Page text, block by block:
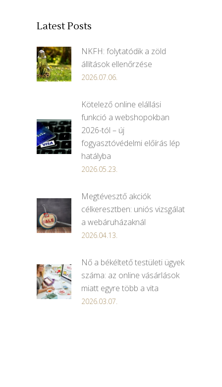
Latest Posts
NKFH: folytatódik a zöld
állítások ellenőrzése
2026.07.06.
Kötelező online elállási
funkció a webshopokban
2026-tól – új
fogyasztóvédelmi előírás lép
hatályba
2026.05.23.
Megtévesztő akciók
célkeresztben: uniós vizsgálat
a webáruházaknál
2026.04.13.
Nő a békéltető testületi ügyek
száma: az online vásárlások
miatt egyre több a vita
2026.03.07.